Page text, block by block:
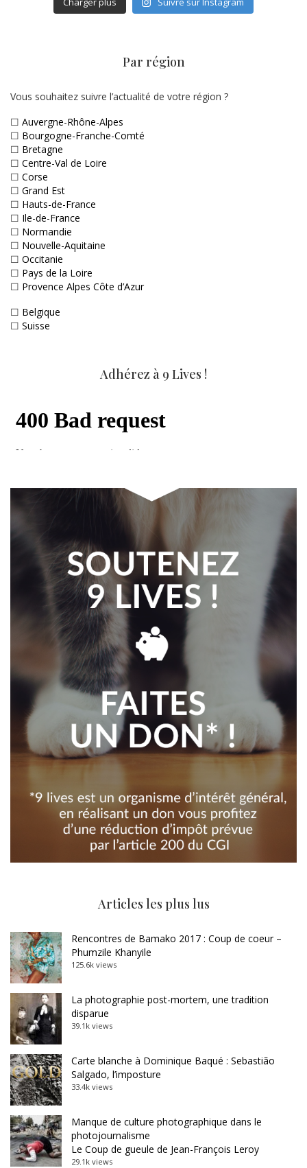
Par région
Vous souhaitez suivre l’actualité de votre région ?
☐ Auvergne-Rhône-Alpes
☐ Bourgogne-Franche-Comté
☐ Bretagne
☐ Centre-Val de Loire
☐ Corse
☐ Grand Est
☐ Hauts-de-France
☐ Ile-de-France
☐ Normandie
☐ Nouvelle-Aquitaine
☐ Occitanie
☐ Pays de la Loire
☐ Provence Alpes Côte d’Azur
☐ Belgique
☐ Suisse
Adhérez à 9 Lives !
Articles les plus lus
Rencontres de Bamako 2017 : Coup de coeur –
Phumzile Khanyile
125.6k views
La photographie post-mortem, une tradition
disparue
39.1k views
Carte blanche à Dominique Baqué : Sebastião
Salgado, l’imposture
33.4k views
Manque de culture photographique dans le
photojournalisme
Le Coup de gueule de Jean-François Leroy
29.1k views